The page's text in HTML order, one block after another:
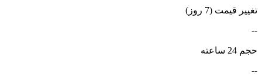
تغییر قیمت (7 روز)
--
حجم 24 ساعته
--